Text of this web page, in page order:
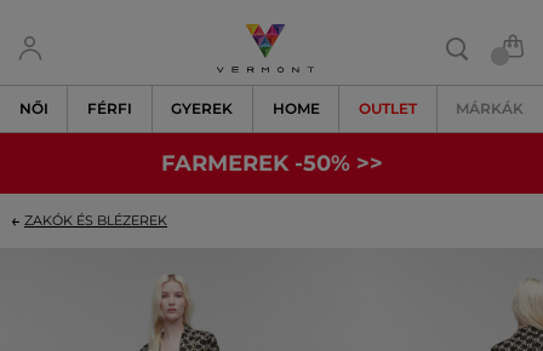
NŐI FÉRFI GYEREK HOME OUTLET MÁRKÁK
FARMEREK -50% >>
ZAKÓK ÉS BLÉZEREK